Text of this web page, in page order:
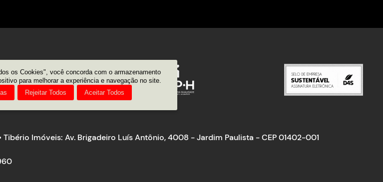
Imóveis: Av. Brigadeiro Luís Antônio, 4008 - Jardim Paulista - CEP 01402-001
os Cookies", você concorda com o armazenamento
para melhorar a experiência e navegação no site.
Rejeitar Todos Aceitar Todos